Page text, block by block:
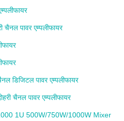
पावर एम्पलीफायर
डिजिटल पावर एम्पलीफायर
चैनल पावर एम्पलीफायर
1U 500W/750W/1000W Mixer